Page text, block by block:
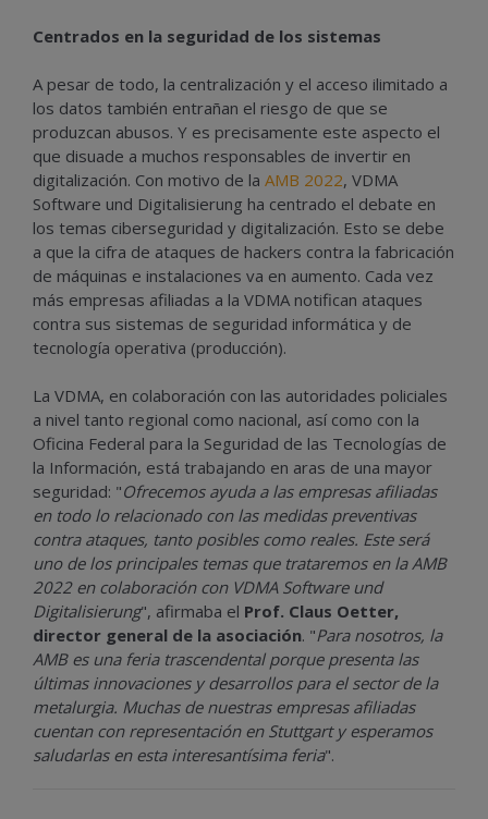
Centrados en la seguridad de los sistemas
A pesar de todo, la centralización y el acceso ilimitado a
los datos también entrañan el riesgo de que se
produzcan abusos. Y es precisamente este aspecto el
que disuade a muchos responsables de invertir en
digitalización. Con motivo de la AMB 2022, VDMA
Software und Digitalisierung ha centrado el debate en
los temas ciberseguridad y digitalización. Esto se debe
a que la cifra de ataques de hackers contra la fabricación
de máquinas e instalaciones va en aumento. Cada vez
más empresas afiliadas a la VDMA notifican ataques
contra sus sistemas de seguridad informática y de
tecnología operativa (producción).
La VDMA, en colaboración con las autoridades policiales
a nivel tanto regional como nacional, así como con la
Oficina Federal para la Seguridad de las Tecnologías de
la Información, está trabajando en aras de una mayor
seguridad: "Ofrecemos ayuda a las empresas afiliadas
en todo lo relacionado con las medidas preventivas
contra ataques, tanto posibles como reales. Este será
uno de los principales temas que trataremos en la AMB
2022 en colaboración con VDMA Software und
Digitalisierung", afirmaba el Prof. Claus Oetter,
director general de la asociación. "Para nosotros, la
AMB es una feria trascendental porque presenta las
últimas innovaciones y desarrollos para el sector de la
metalurgia. Muchas de nuestras empresas afiliadas
cuentan con representación en Stuttgart y esperamos
saludarlas en esta interesantísima feria".